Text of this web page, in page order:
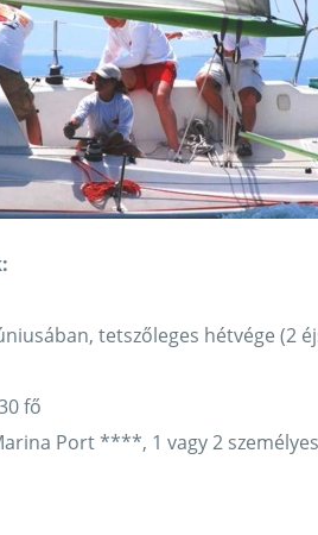
tetszőleges hétvége (2
fő
Port ****, 1 vagy 2